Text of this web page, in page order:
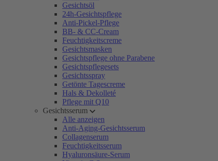
Gesichtsöl
24h-Gesichtspflege
Anti-Pickel-Pflege
BB- & CC-Cream
Feuchtigkeitscreme
Gesichtsmasken
Gesichtspflege ohne Parabene
Gesichtspflegesets
Gesichtsspray
Getönte Tagescreme
Hals & Dekolleté
Pflege mit Q10
Gesichtsserum
Alle anzeigen
Anti-Aging-Gesichtsserum
Collagenserum
Feuchtigkeitsserum
Hyaluronsäure-Serum